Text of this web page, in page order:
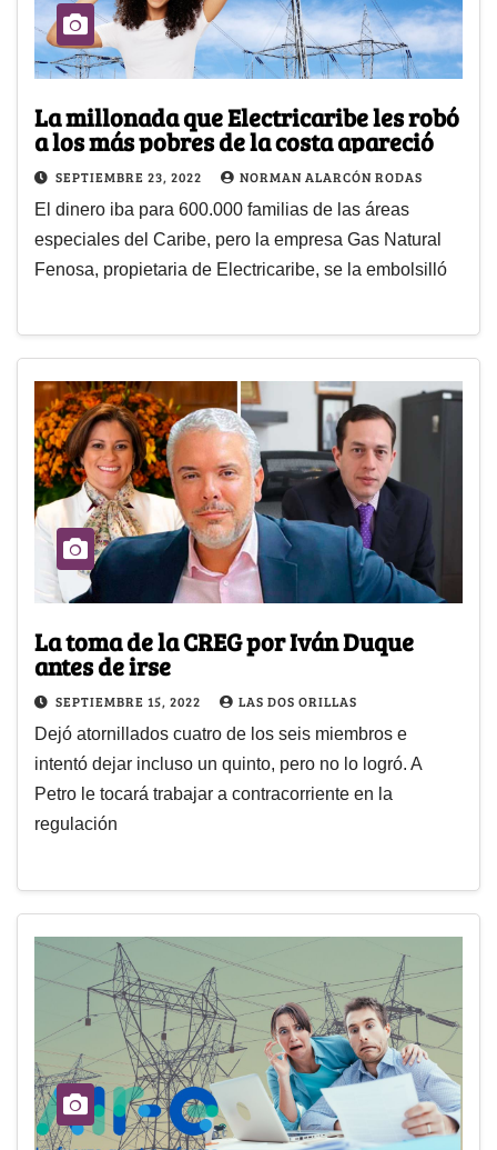
La millonada que Electricaribe les robó
a los más pobres de la costa apareció
SEPTIEMBRE 23, 2022 NORMAN ALARCÓN RODAS
El dinero iba para 600.000 familias de las áreas
especiales del Caribe, pero la empresa Gas Natural
Fenosa, propietaria de Electricaribe, se la embolsilló
La toma de la CREG por Iván Duque
antes de irse
SEPTIEMBRE 15, 2022 LAS DOS ORILLAS
Dejó atornillados cuatro de los seis miembros e
intentó dejar incluso un quinto, pero no lo logró. A
Petro le tocará trabajar a contracorriente en la
regulación